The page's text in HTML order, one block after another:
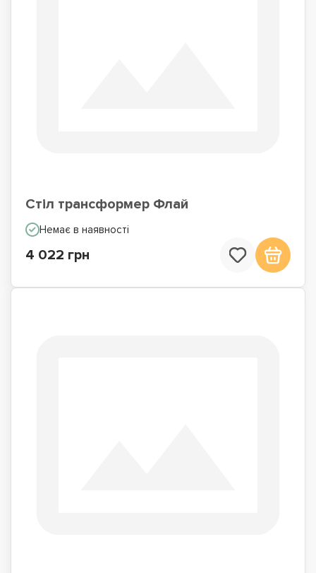
Стіл трансформер Флай
Немає в наявності
4 022 грн